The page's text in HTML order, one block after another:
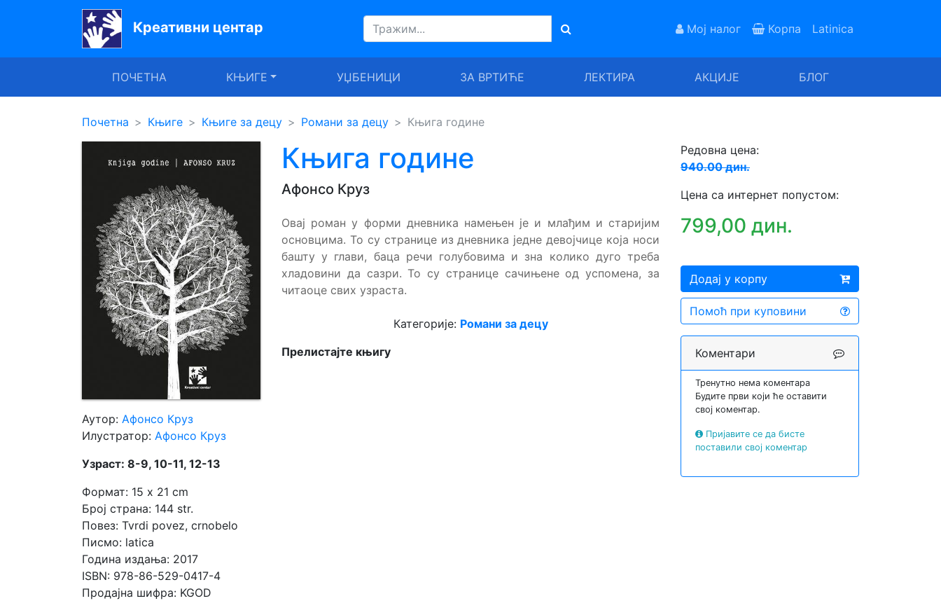
Креативни центар Мој налог Корпа Latinica
ПОЧЕТНА КЊИГЕ УЏБЕНИЦИ ЗА ВРТИЋЕ ЛЕКТИРА АКЦИЈЕ БЛОГ
Почетна
УџбенициПочетна Књиге Књиге за децу Романи за децу Књига године
Аутор: Афонсо Круз
Илустратор: Афонсо Круз
Узраст: 8-9, 10-11, 12-13
Формат: 15 x 21 cm
Број страна: 144 str.
Повез: Tvrdi povez, crnobelo
Писмо: latica
Година издања: 2017
ISBN: 978-86-529-0417-4
Продајна шифра: KGOD
Књига године
Афонсо Круз
Овај роман у форми дневника намењен је и млађим и старијим
основцима. То су странице из дневника једне девојчице која носи
башту у глави, баца речи голубовима и зна колико дуго треба
хладовини да сазри. То су странице сачињене од успомена, за
читаоце свих узраста.
Категорије: Романи за децу
Прелистајте књигу
Редовна цена:
940.00 дин.
Цена са интернет попустом:
799,00 дин.
Додај у корпу
Помоћ при куповини
Коментари
Тренутно нема коментара
Будите први који ће оставити
свој коментар.
Пријавите се да бисте
поставили свој коментар